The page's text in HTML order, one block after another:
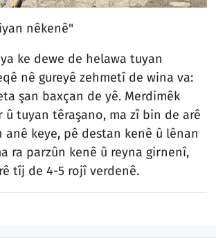
nêkenê"
ya ke dewe de helawa tuyan
nê gureyê zehmetî de wina va:
şan baxçan de yê. Merdimêk
û tuyan têraşano, ma zî bin de arê
anê keye, pê destan kenê û lênan
ra parzûn kenê û reyna girnenî,
tîj de 4-5 rojî verdenê.